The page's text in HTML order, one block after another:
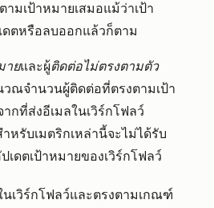
มเป้าหมายเสมอแม้ว่าเป้า
ดตหรือลบออกแล้วก็ตาม
ายและผู้ติดต่อไม่ตรงตามตัว
วณจำนวนผู้ติดต่อที่ตรงตามเป้า
กที่ส่งอีเมลในเวิร์กโฟลว์
หรับเมตริกเหล่านี้จะไม่ได้รับ
ดตเป้าหมายของเวิร์กโฟลว์
นเวิร์กโฟลว์และตรงตามเกณฑ์